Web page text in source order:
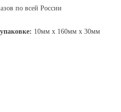
по всей России
10мм x 160мм x 30мм